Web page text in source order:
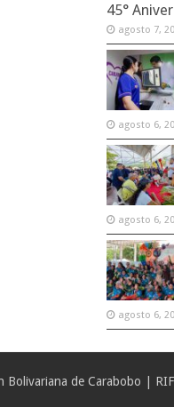
45°
agosto 7,
agosto 6,
agosto 6,
agosto 6,
Bolivariana de Carabobo |